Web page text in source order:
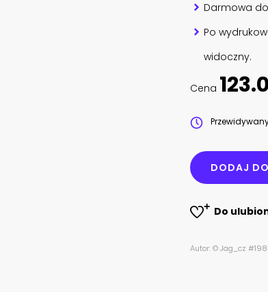
Darmowa
Po
widoczny.
Cena
DODAJ
Do
Autor: © Jag_cz